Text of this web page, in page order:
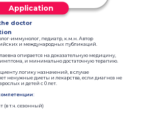
Application
doctor
иммунолог, педиатр, к.м.н. Автор
и международных публикаций.
опирается на доказательную медицину,
и минимально достаточную терапию.
логику назначений, в случае
ненужные диеты и лекарства, если диагноз не
и детей с 0 лет.
(в т.ч. сезонный)